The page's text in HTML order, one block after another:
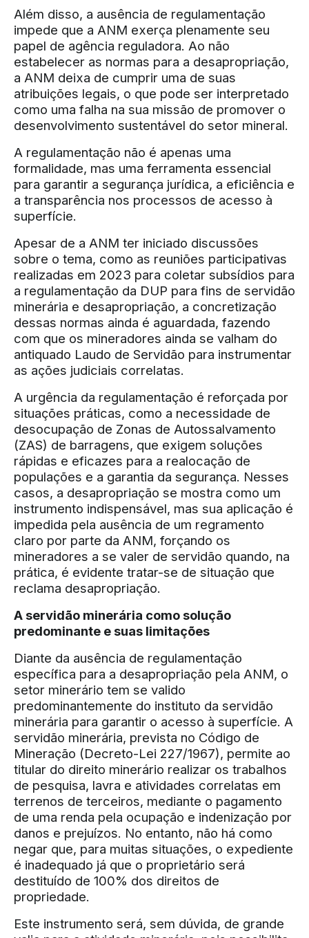
Além disso, a ausência de regulamentação
impede que a ANM exerça plenamente seu
papel de agência reguladora. Ao não
estabelecer as normas para a desapropriação,
a ANM deixa de cumprir uma de suas
atribuições legais, o que pode ser interpretado
como uma falha na sua missão de promover o
desenvolvimento sustentável do setor mineral.
A regulamentação não é apenas uma
formalidade, mas uma ferramenta essencial
para garantir a segurança jurídica, a eficiência e
a transparência nos processos de acesso à
superfície.
Apesar de a ANM ter iniciado discussões
sobre o tema, como as reuniões participativas
realizadas em 2023 para coletar subsídios para
a regulamentação da DUP para fins de servidão
minerária e desapropriação, a concretização
dessas normas ainda é aguardada, fazendo
com que os mineradores ainda se valham do
antiquado Laudo de Servidão para instrumentar
as ações judiciais correlatas.
A urgência da regulamentação é reforçada por
situações práticas, como a necessidade de
desocupação de Zonas de Autossalvamento
(ZAS) de barragens, que exigem soluções
rápidas e eficazes para a realocação de
populações e a garantia da segurança. Nesses
casos, a desapropriação se mostra como um
instrumento indispensável, mas sua aplicação é
impedida pela ausência de um regramento
claro por parte da ANM, forçando os
mineradores a se valer de servidão quando, na
prática, é evidente tratar-se de situação que
reclama desapropriação.
A servidão minerária como solução
predominante e suas limitações
Diante da ausência de regulamentação
específica para a desapropriação pela ANM, o
setor minerário tem se valido
predominantemente do instituto da servidão
minerária para garantir o acesso à superfície. A
servidão minerária, prevista no Código de
Mineração (Decreto-Lei 227/1967), permite ao
titular do direito minerário realizar os trabalhos
de pesquisa, lavra e atividades correlatas em
terrenos de terceiros, mediante o pagamento
de uma renda pela ocupação e indenização por
danos e prejuízos. No entanto, não há como
negar que, para muitas situações, o expediente
é inadequado já que o proprietário será
destituído de 100% dos direitos de
propriedade.
Este instrumento será, sem dúvida, de grande